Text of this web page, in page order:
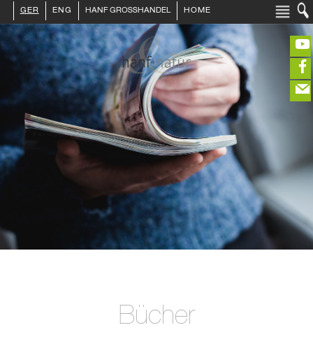
Bücher
GER ENG HANF GROSSHANDEL HOME
HÄNDLER ENDKUNDE
KUNDENKONTO ANLEGEN
KONTAKT
HANFLEBENSMITTEL
HANFKOSMETIK
(portofreier Versand in DE)
EDITIEREN
closeNotification.notification-close
ausblenden